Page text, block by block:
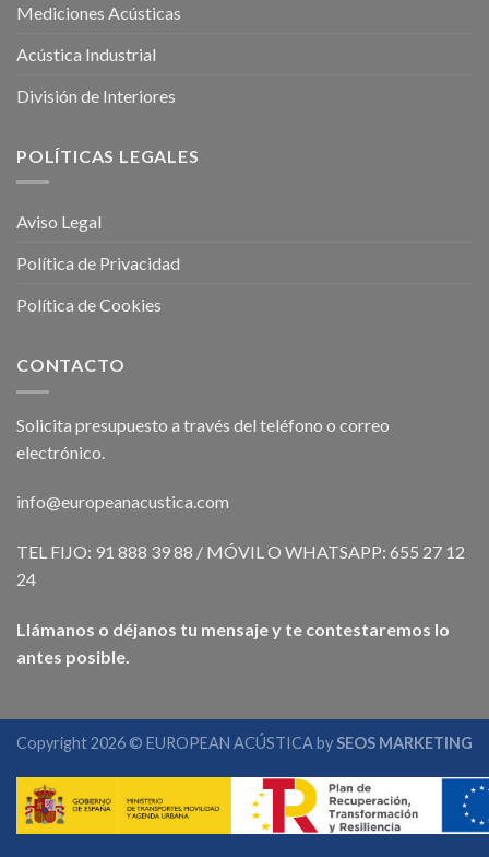
Mediciones Acústicas
Acústica Industrial
División de Interiores
POLÍTICAS LEGALES
Aviso Legal
Política de Privacidad
Política de Cookies
CONTACTO
Solicita presupuesto a través del teléfono o correo
electrónico.
info@europeanacustica.com
TEL FIJO: 91 888 39 88 / MÓVIL O WHATSAPP: 655 27 12
24
Llámanos o déjanos tu mensaje y te contestaremos lo
antes posible.
Copyright 2026 © EUROPEAN ACÚSTICA by SEOS MARKETING